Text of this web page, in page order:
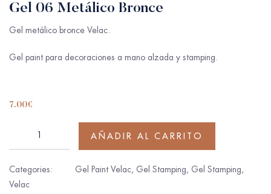
Gel 06 Metálico Bronce
Gel metálico bronce Velac.
Gel paint para decoraciones a mano alzada y stamping.
7.00€
AÑADIR AL CARRITO
Categories: Gel Paint Velac, Gel Stamping, Gel Stamping,
Velac